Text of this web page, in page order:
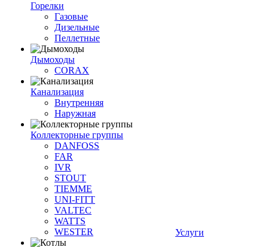
Горелки
Газовые
Дизельные
Пеллетные
Дымоходы
CORAX
Канализация
Внутренняя
Наружная
Коллекторные группы
DANFOSS
FAR
IVR
STOUT
TIEMME
UNI-FITT
VALTEC
WATTS
WESTER
Услуги